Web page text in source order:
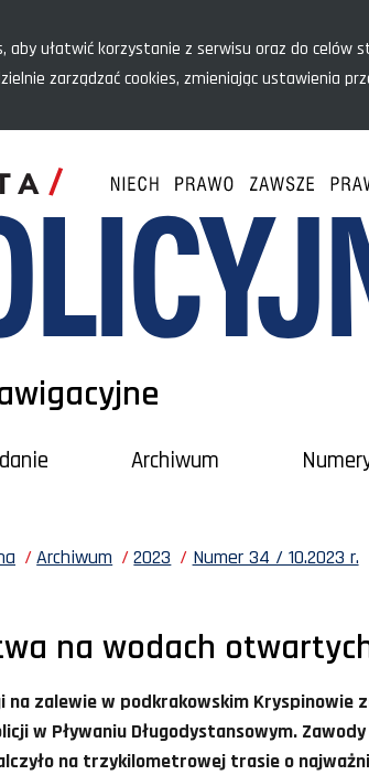
aby ułatwić korzystanie z serwisu oraz do
zarządzać cookies, zmieniając ustawienia
Archiwum
Archiwum 2023 Numer 34 / 10.2023 r.
na wodach
na zalewie w podkrakowskim Kryspinowie
w Pływaniu Długodystansowym.
na trzykilometrowej trasie o